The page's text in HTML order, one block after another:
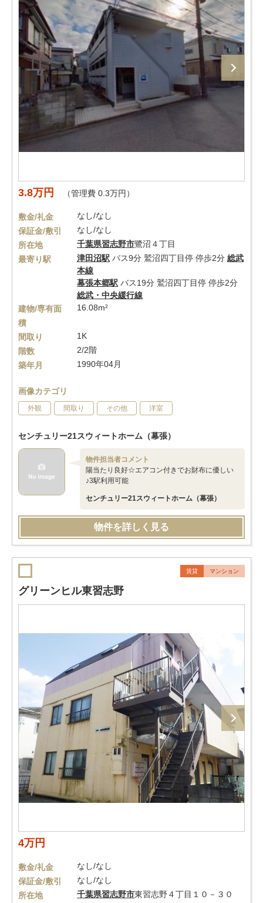
3.8万円 （管理費 0.3万円）
敷金/礼金
なし/なし
保証金/敷引
なし/なし
所在地
千葉県習志野市鷺沼４丁目
最寄り駅
津田沼駅 バス9分 鷲沼四丁目停 停歩2分 総武
本線
幕張本郷駅 バス19分 鷲沼四丁目停 停歩2分
総武・中央緩行線
建物/専有面
積
16.08m²
間取り
1K
階数
2/2階
築年月
1990年04月
画像カテゴリ
外観 間取り その他 洋室
センチュリー21スウィートホーム（幕張）
物件担当者コメント
陽当たり良好☆エアコン付きでお財布に優しい
♪3駅利用可能
センチュリー21スウィートホーム（幕張）
物件を詳しく見る
賃貸 マンション
グリーンヒル東習志野
4万円
敷金/礼金
なし/なし
保証金/敷引
なし/なし
所在地
千葉県習志野市東習志野４丁目１０－３０